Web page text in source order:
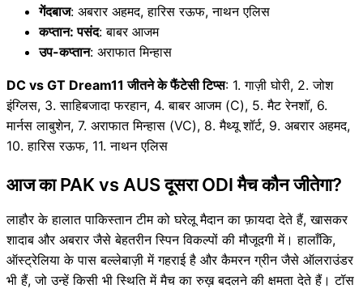
गेंदबाज: अबरार अहमद, हारिस रऊफ, नाथन एलिस
कप्तान: पसंद: बाबर आजम
उप-कप्तान: अराफात मिन्हास
DC vs GT Dream11 जीतने के फैंटेसी टिप्स: 1. गाज़ी घोरी, 2. जोश
इंग्लिस, 3. साहिबजादा फरहान, 4. बाबर आजम (C), 5. मैट रेनशॉ, 6.
मार्नस लाबुशेन, 7. अराफात मिन्हास (VC), 8. मैथ्यू शॉर्ट, 9. अबरार अहमद,
10. हारिस रऊफ, 11. नाथन एलिस
आज का PAK vs AUS दूसरा ODI मैच कौन जीतेगा?
लाहौर के हालात पाकिस्तान टीम को घरेलू मैदान का फ़ायदा देते हैं, खासकर
शादाब और अबरार जैसे बेहतरीन स्पिन विकल्पों की मौजूदगी में। हालाँकि,
ऑस्ट्रेलिया के पास बल्लेबाज़ी में गहराई है और कैमरन ग्रीन जैसे ऑलराउंडर
भी हैं, जो उन्हें किसी भी स्थिति में मैच का रुख़ बदलने की क्षमता देते हैं। टॉस